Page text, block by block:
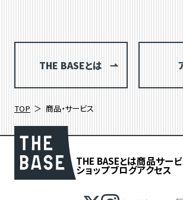
THE BASEとは
TOP 商品・サービス
THE BASEとは商品サー
ショップブログアクセス